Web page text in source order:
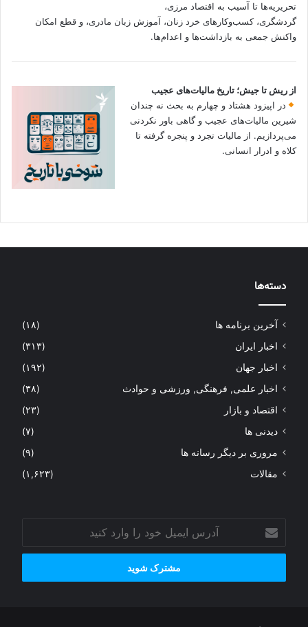
تحریریه‌ها تا آسیب به اقتصاد مرزی،
گردشگری، کسب‌وکارهای خرد زنان، آموزش زبان مادری، و قطع امکان
واکنش جمعی به بازداشت‌ها و اعدام‌ها.
از ریش تا جیش؛ تاریخ مالیات‌های عجیب
در اپیزود هشتاد و چهارم به بحث نه چندان
شیرین مالیات‌های عجیب و گاهی باور نکردنی‌
می‌پردازیم. از مالیات تجرد و پنجره گرفته تا
کلاه و ادرار انسانی.
دسته‌ها
آخرین برنامه ها
(۱۸)
اخبار ایران
(۳۱۳)
اخبار جهان
(۱۹۲)
اخبار علمی, فرهنگی, ورزشی و حوادث
(۳۸)
اقتصاد و بازار
(۲۳)
دیدنی ها
(۷)
مروری بر دیگر رسانه ها
(۹)
مقالات
(۱,۶۲۳)
ایمیل
خود
وارد